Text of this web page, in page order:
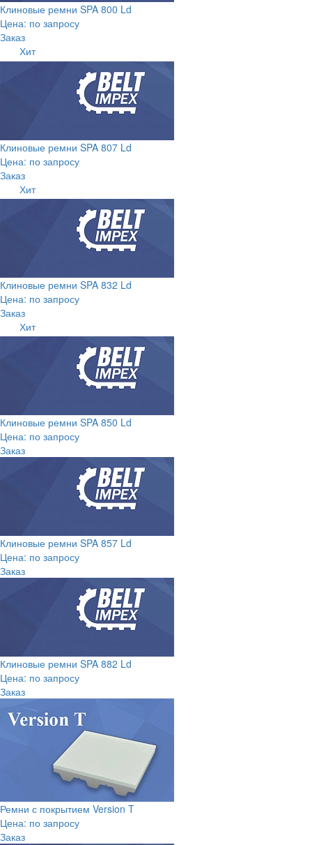
Клиновые ремни SPA 800 Ld
Цена: по запросу
Заказ
Хит
Клиновые ремни SPA 807 Ld
Цена: по запросу
Заказ
Хит
Клиновые ремни SPA 832 Ld
Цена: по запросу
Заказ
Хит
Клиновые ремни SPA 850 Ld
Цена: по запросу
Заказ
Клиновые ремни SPA 857 Ld
Цена: по запросу
Заказ
Клиновые ремни SPA 882 Ld
Цена: по запросу
Заказ
Ремни с покрытием Version T
Цена: по запросу
Заказ